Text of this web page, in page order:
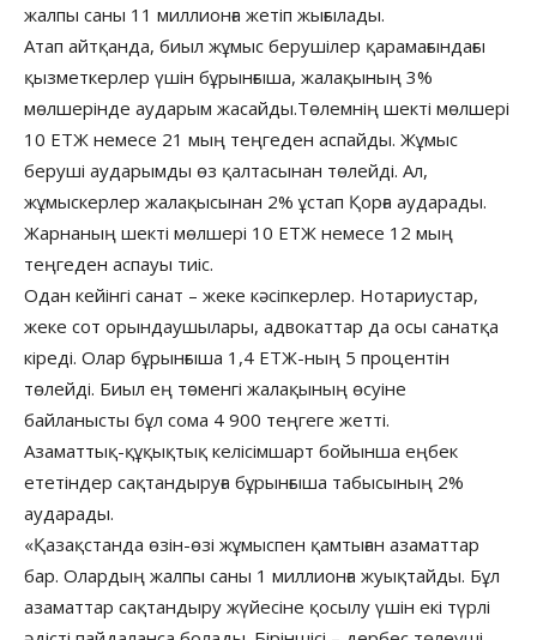
жалпы саны 11 миллионға жетіп жығылады.
Атап айтқанда, биыл жұмыс берушілер қарамағындағы
қызметкерлер үшін бұрынғыша, жалақының 3%
мөлшерінде аударым жасайды.Төлемнің шекті мөлшері
10 ЕТЖ немесе 21 мың теңгеден аспайды. Жұмыс
беруші аударымды өз қалтасынан төлейді. Ал,
жұмыскерлер жалақысынан 2% ұстап Қорға аударады.
Жарнаның шекті мөлшері 10 ЕТЖ немесе 12 мың
теңгеден аспауы тиіс.
Одан кейінгі санат – жеке кәсіпкерлер. Нотариустар,
жеке сот орындаушылары, адвокаттар да осы санатқа
кіреді. Олар бұрынғыша 1,4 ЕТЖ-ның 5 процентін
төлейді. Биыл ең төменгі жалақының өсуіне
байланысты бұл сома 4 900 теңгеге жетті.
Азаматтық-құқықтық келісімшарт бойынша еңбек
ететіндер сақтандыруға бұрынғыша табысының 2%
аударады.
«Қазақстанда өзін-өзі жұмыспен қамтыған азаматтар
бар. Олардың жалпы саны 1 миллионға жуықтайды. Бұл
азаматтар сақтандыру жүйесіне қосылу үшін екі түрлі